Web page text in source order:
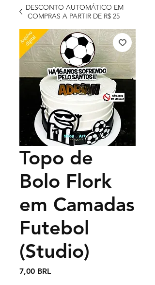
DESCONTO AUTOMÁTICO EM
COMPRAS A PARTIR DE R$ 25
Topo de
Bolo Flork
em Camadas
Futebol
(Studio)
7,00 BRLЦена